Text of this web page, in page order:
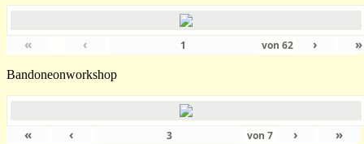
« ‹ von 62 › »
Bandoneonworkshop
« ‹ von7 › »